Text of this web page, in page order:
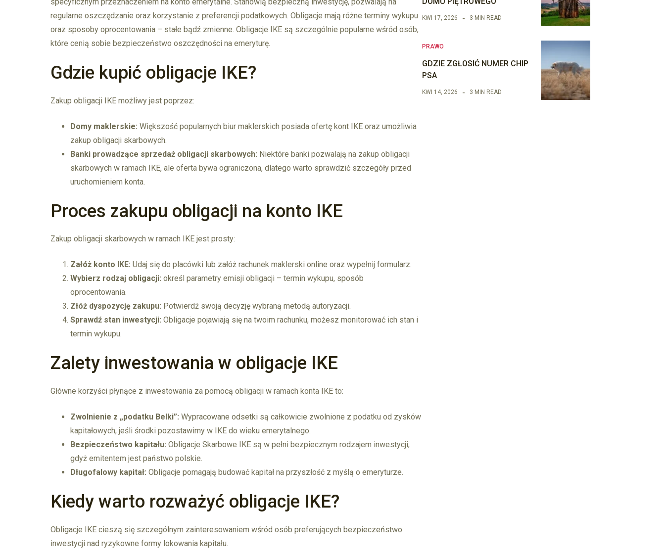
regularne oszczędzanie oraz korzystanie z preferencji podatkowych. Obligacje mają różne terminy wykupu
oraz sposoby oprocentowania – stałe bądź zmienne. Obligacje IKE są szczególnie popularne wśród osób,
które cenią sobie bezpieczeństwo oszczędności na emeryturę.
Gdzie kupić obligacje IKE?
Zakup obligacji IKE możliwy jest poprzez:
Domy maklerskie: Większość popularnych biur maklerskich posiada ofertę kont IKE oraz umożliwia
zakup obligacji skarbowych.
Banki prowadzące sprzedaż obligacji skarbowych: Niektóre banki pozwalają na zakup obligacji
skarbowych w ramach IKE, ale oferta bywa ograniczona, dlatego warto sprawdzić szczegóły przed
uruchomieniem konta.
Proces zakupu obligacji na konto IKE
Zakup obligacji skarbowych w ramach IKE jest prosty:
Załóż konto IKE: Udaj się do placówki lub załóż rachunek maklerski online oraz wypełnij formularz.
Wybierz rodzaj obligacji: określ parametry emisji obligacji – termin wykupu, sposób
oprocentowania.
Złóż dyspozycję zakupu: Potwierdź swoją decyzję wybraną metodą autoryzacji.
Sprawdź stan inwestycji: Obligacje pojawiają się na twoim rachunku, możesz monitorować ich stan i
termin wykupu.
Zalety inwestowania w obligacje IKE
Główne korzyści płynące z inwestowania za pomocą obligacji w ramach konta IKE to:
Zwolnienie z „podatku Belki”: Wypracowane odsetki są całkowicie zwolnione z podatku od zysków
kapitałowych, jeśli środki pozostawimy w IKE do wieku emerytalnego.
Bezpieczeństwo kapitału: Obligacje Skarbowe IKE są w pełni bezpiecznym rodzajem inwestycji,
gdyż emitentem jest państwo polskie.
Długofalowy kapitał: Obligacje pomagają budować kapitał na przyszłość z myślą o emeryturze.
Kiedy warto rozważyć obligacje IKE?
Obligacje IKE cieszą się szczególnym zainteresowaniem wśród osób preferujących bezpieczeństwo
inwestycji nad ryzykowne formy lokowania kapitału.
KWI 17, 2026 3 MIN READ
PRAWO
GDZIE ZGŁOSIĆ NUMER CHIP
PSA
KWI 14, 2026 3 MIN READ